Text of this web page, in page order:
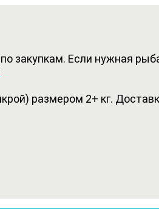
закупкам. Если нужная
размером 2+ кг.